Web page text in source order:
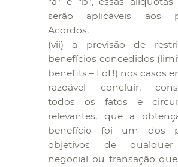
serão aplicáveis aos
Acordos.
(vii) a previsão de
benefícios concedidos
benefits – LoB) nos casos
razoável concluir,
todos os fatos e
relevantes, que a
benefício foi um dos
objetivos de qualquer
negocial ou transação